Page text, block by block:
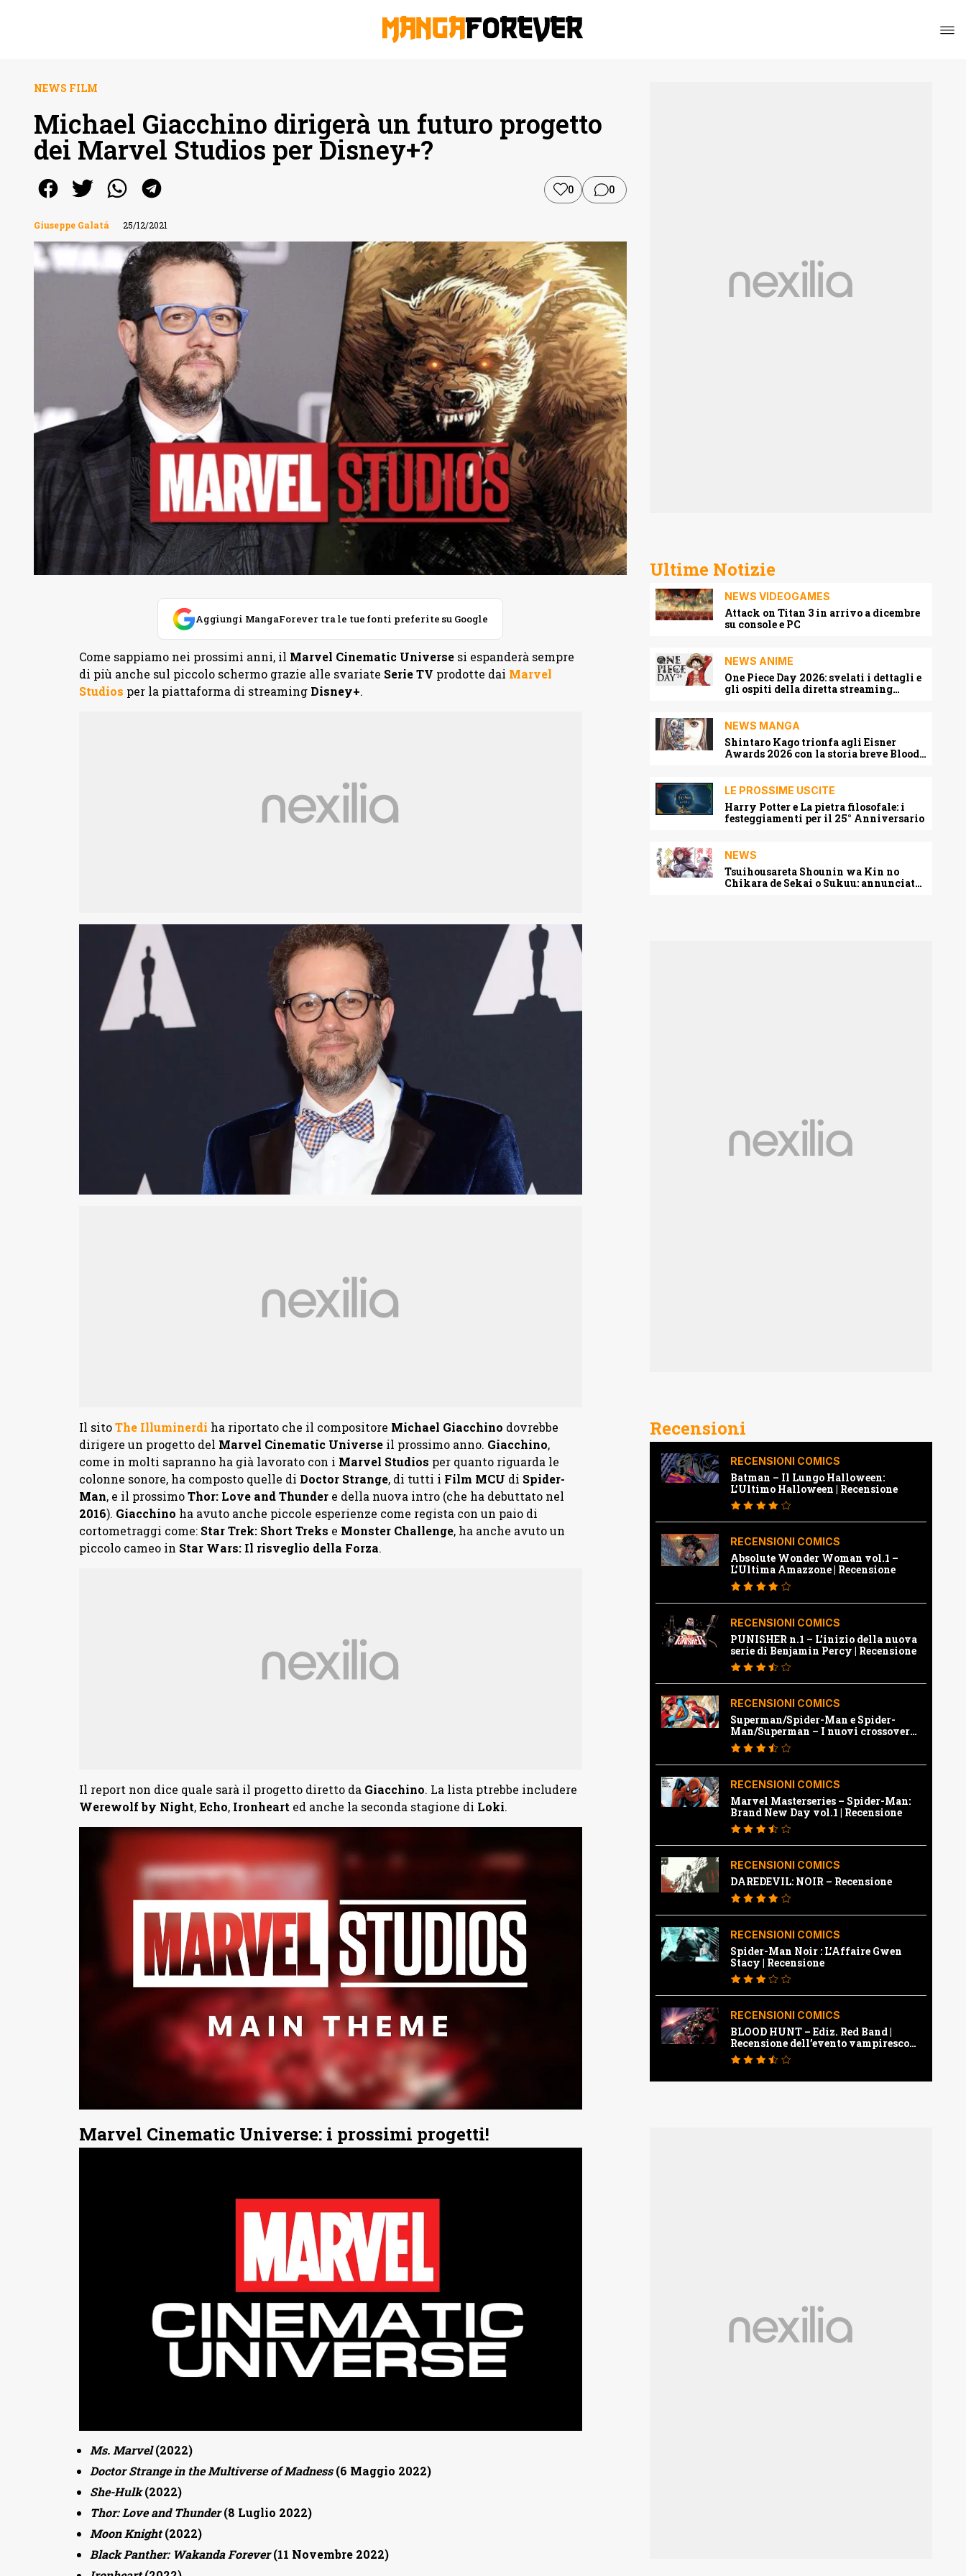
NEWS FILM
Michael Giacchino dirigerà un futuro progetto
dei Marvel Studios per Disney+?
0 0
Giuseppe Galatá 25/12/2021
Aggiungi MangaForever tra le tue fonti preferite su Google
Come sappiamo nei prossimi anni, il Marvel Cinematic Universesi espanderà sempre
di più anche sul piccolo schermo grazie alle svariate Serie TV prodotte dai Marvel
Studios per la piattaforma di streaming Disney+.
Il sitoThe Illuminerdi ha riportato che il compositore Michael Giacchino dovrebbe
dirigere un progetto del Marvel Cinematic Universeil prossimo anno. Giacchino,
come in molti sapranno ha già lavorato con i Marvel Studios per quanto riguarda le
colonne sonore, ha composto quelle di Doctor Strange, di tutti i Film MCU di Spider-
Man, e il prossimoThor: Love and Thunder e della nuova intro (che ha debuttato nel
2016). Giacchino ha avuto anche piccole esperienze come regista con un paio di
cortometraggi come: Star Trek: Short Treks e Monster Challenge, ha anche avuto un
piccolo cameo in Star Wars: Il risveglio della Forza.
Il report non dice quale sarà il progetto diretto da Giacchino. La lista ptrebbe includere
Werewolf by Night,Echo, Ironheart ed anche la seconda stagione di Loki.
Marvel Cinematic Universe: i prossimi progetti!
Ms. Marvel(2022)
Doctor Strange in the Multiverse of Madness(6 Maggio 2022)
She-Hulk(2022)
Thor: Love and Thunder(8 Luglio 2022)
Moon Knight(2022)
Black Panther: Wakanda Forever(11 Novembre 2022)
Ultime Notizie
NEWS VIDEOGAMES
Attack on Titan 3 in arrivo a dicembre
su console e PC
NEWS ANIME
One Piece Day 2026: svelati i dettagli e
gli ospiti della diretta streaming
NEWS MANGA
Shintaro Kago trionfa agli Eisner
Awards 2026 con la storia breve Blood
LE PROSSIME USCITE
Harry Potter e La pietra filosofale: i
festeggiamenti per il 25° Anniversario
NEWS
Tsuihousareta Shounin wa Kin no
Chikara de Sekai o Sukuu: annunciato
Recensioni
RECENSIONI COMICS
Batman – Il Lungo Halloween:
L’Ultimo Halloween | Recensione
RECENSIONI COMICS
Absolute Wonder Woman vol.1 –
L’Ultima Amazzone | Recensione
RECENSIONI COMICS
PUNISHER n.1 – L’inizio della nuova
serie di Benjamin Percy | Recensione
RECENSIONI COMICS
Superman/Spider-Man e Spider-
Man/Superman – I nuovi crossover
Marvel e Dc | Recensione
RECENSIONI COMICS
Marvel Masterseries – Spider-Man:
Brand New Day vol.1 | Recensione
RECENSIONI COMICS
DAREDEVIL: NOIR – Recensione
RECENSIONI COMICS
Spider-Man Noir : L’Affaire Gwen
Stacy | Recensione
RECENSIONI COMICS
BLOOD HUNT – Ediz. Red Band |
Recensione dell’evento vampiresco
della Marvel